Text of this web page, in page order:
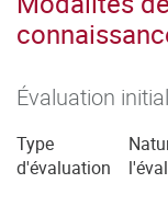
Évaluation
Type
d'évaluation